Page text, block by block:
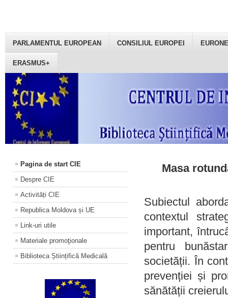
PARLAMENTUL EUROPEAN CONSILIUL EUROPEI
ERASMUS+
Pagina de start CIE
Despre CIE
Activități CIE
Republica Moldova și UE
Link-uri utile
Materiale promoţionale
Biblioteca Științifică Medicală
Masa
Subiectul
contextul
important,
pentru
societății. În
prevenției și
sănătății